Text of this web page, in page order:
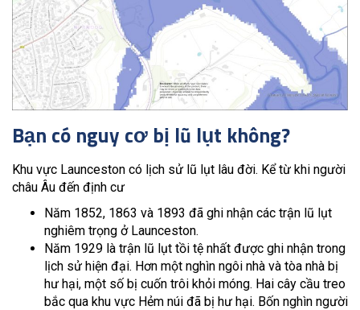
Bạn có nguy cơ bị lũ lụt không?
Khu vực Launceston có lịch sử lũ lụt lâu đời. Kể từ khi người
châu Âu đến định cư
Năm 1852, 1863 và 1893 đã ghi nhận các trận lũ lụt
nghiêm trọng ở Launceston.
Năm 1929 là trận lũ lụt tồi tệ nhất được ghi nhận trong
lịch sử hiện đại. Hơn một nghìn ngôi nhà và tòa nhà bị
hư hại, một số bị cuốn trôi khỏi móng. Hai cây cầu treo
bắc qua khu vực Hẻm núi đã bị hư hại. Bốn nghìn người